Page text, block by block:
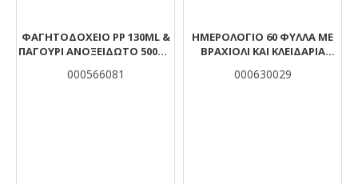
ΦΑΓΗΤΟΔΟΧΕΙΟ PP 130ML &
ΠΑΓΟΥΡΙ ΑΝΟΞΕΙΔΩΤΟ 500ML
000566081
ΗΜΕΡΟΛΌΓΙΟ 60 ΦΎΛΛΑ ΜΕ
ΒΡΑΧΙΌΛΙ ΚΑΙ ΚΛΕΙΔΑΡΙΆ
000630029